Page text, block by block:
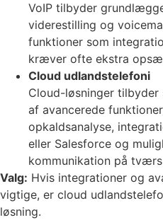
VoIP tilbyder
viderestilling og
funktioner som
kræver ofte ekstra
Cloud udlandstelefoni
Cloud-løsninger
af avancerede
opkaldsanalyse,
eller Salesforce og
kommunikation på
Valg: Hvis integrationer og
vigtige, er cloud
løsning.